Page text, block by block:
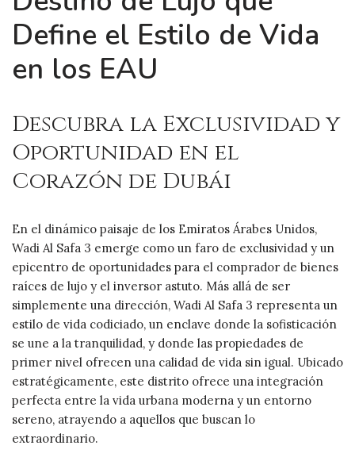
Define el Estilo de Vida
en los EAU
Descubra la Exclusividad y
Oportunidad en el
Corazón de Dubái
En el dinámico paisaje de los Emiratos Árabes Unidos,
Wadi Al Safa 3 emerge como un faro de exclusividad y un
epicentro de oportunidades para el comprador de bienes
raíces de lujo y el inversor astuto. Más allá de ser
simplemente una dirección, Wadi Al Safa 3 representa un
estilo de vida codiciado, un enclave donde la sofisticación
se une a la tranquilidad, y donde las propiedades de
primer nivel ofrecen una calidad de vida sin igual. Ubicado
estratégicamente, este distrito ofrece una integración
perfecta entre la vida urbana moderna y un entorno
sereno, atrayendo a aquellos que buscan lo
extraordinario.